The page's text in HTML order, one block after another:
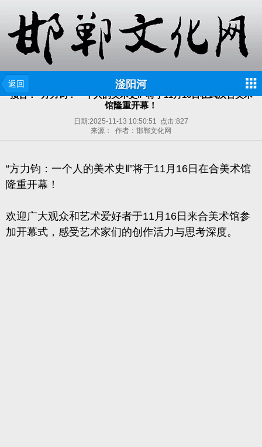
返回 滏阳河
预告：“方力钧：一个人的美术史‖”将于11月16日在武汉合美术
馆隆重开幕！
日期:2025-11-13 10:50:51 点击:827
来源： 作者：邯郸文化网
“方力钧：一个人的美术史‖”将于11月16日在合美术馆
隆重开幕！
欢迎广大观众和艺术爱好者于11月16日来合美术馆参
加开幕式， 感受艺术家们的创作活力与思考深度。